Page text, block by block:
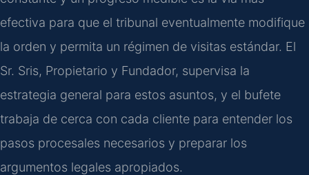
efectiva para que el tribunal eventualmente modifique
la orden y permita un régimen de visitas estándar. El
Sr. Sris, Propietario y Fundador, supervisa la
estrategia general para estos asuntos, y el bufete
trabaja de cerca con cada cliente para entender los
pasos procesales necesarios y preparar los
argumentos legales apropiados.